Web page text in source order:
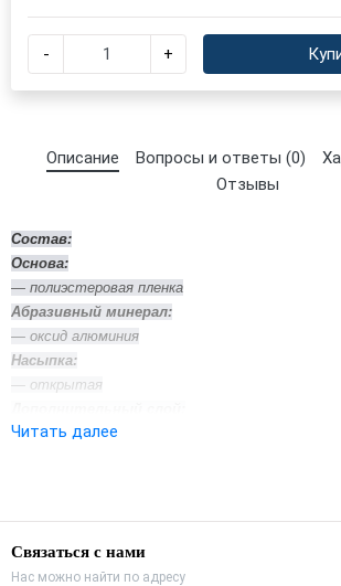
UA RU
Описание Вопросы и ответы (0)
Отзывы
Состав:
Основа:
— полиэстеровая пленка
Абразивный минерал:
— оксид алюминия
Насыпка:
— открытая
— стеарат
зерно обеспечивает выдающуюся
качество шлифования.
Читать далее
- +
Связаться с нами
Нас можно найти по адресу